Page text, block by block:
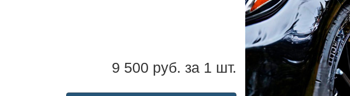
9 500 руб. за 1 шт.